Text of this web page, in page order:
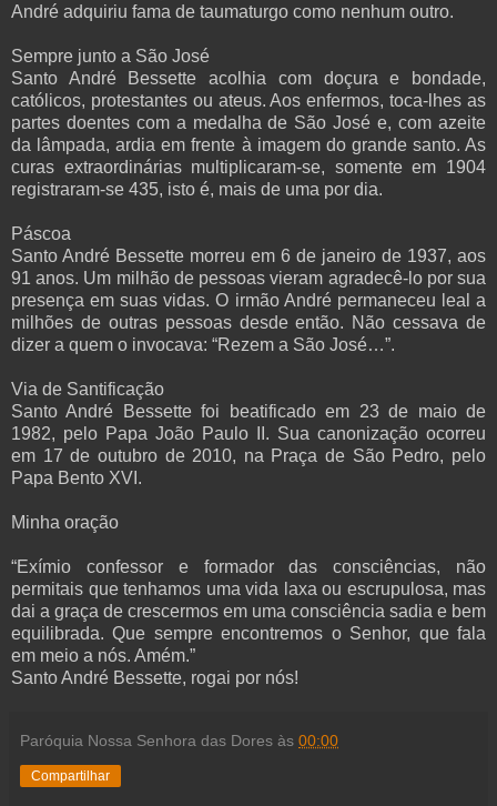
André adquiriu fama de taumaturgo como nenhum outro.
Sempre junto a São José
Santo André Bessette acolhia com doçura e bondade,
católicos, protestantes ou ateus. Aos enfermos, toca-lhes as
partes doentes com a medalha de São José e, com azeite
da lâmpada, ardia em frente à imagem do grande santo. As
curas extraordinárias multiplicaram-se, somente em 1904
registraram-se 435, isto é, mais de uma por dia.
Páscoa
Santo André Bessette morreu em 6 de janeiro de 1937, aos
91 anos. Um milhão de pessoas vieram agradecê-lo por sua
presença em suas vidas. O irmão André permaneceu leal a
milhões de outras pessoas desde então. Não cessava de
dizer a quem o invocava: “Rezem a São José…”.
Via de Santificação
Santo André Bessette foi beatificado em 23 de maio de
1982, pelo Papa João Paulo II. Sua canonização ocorreu
em 17 de outubro de 2010, na Praça de São Pedro, pelo
Papa Bento XVI.
Minha oração
“Exímio confessor e formador das consciências, não
permitais que tenhamos uma vida laxa ou escrupulosa, mas
dai a graça de crescermos em uma consciência sadia e bem
equilibrada. Que sempre encontremos o Senhor, que fala
em meio a nós. Amém.”
Santo André Bessette, rogai por nós!
Paróquia Nossa Senhora das Dores às 00:00
Compartilhar